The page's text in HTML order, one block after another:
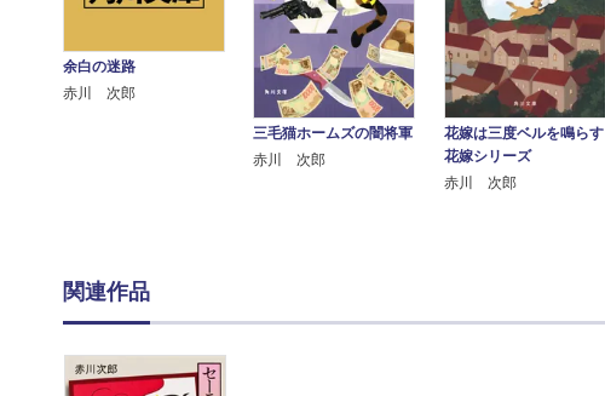
余白の迷路
赤川 次郎
三毛猫ホームズの闇将軍
赤川 次郎
花嫁は三度ベルを鳴らす
花嫁シリーズ
赤川 次郎
関連作品